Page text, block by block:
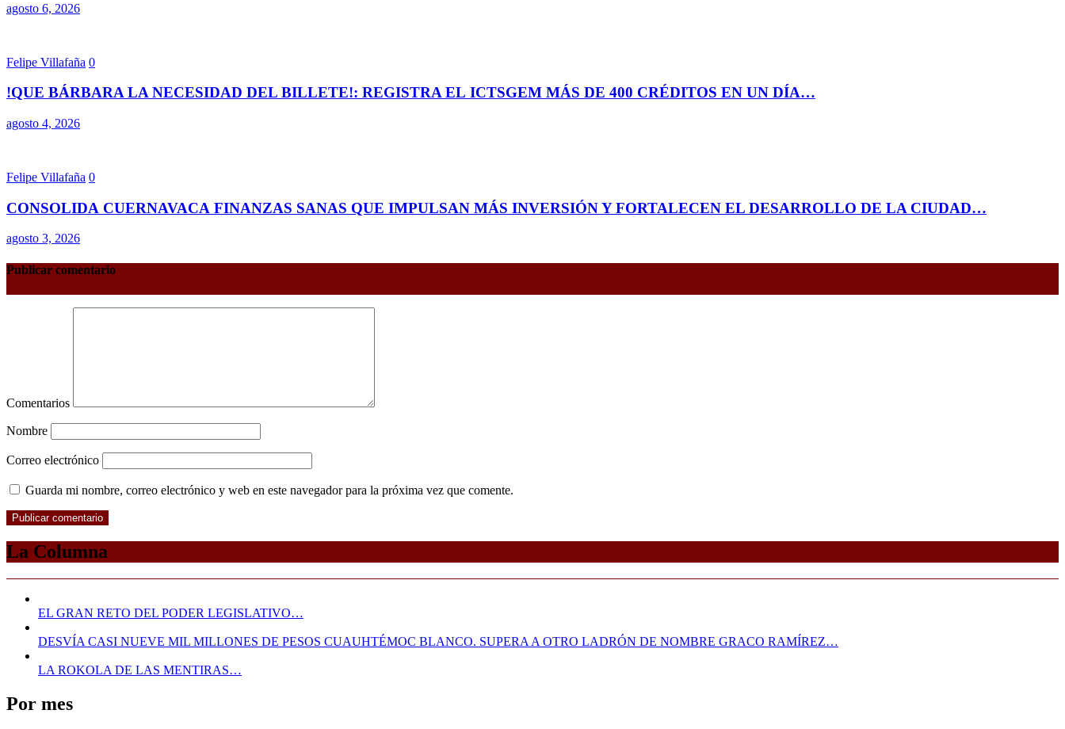
agosto 6, 2026
Felipe Villafaña 0
!QUE BÁRBARA LA NECESIDAD DEL BILLETE!: REGISTRA EL ICTSGEM MÁS DE 400 CRÉDITOS EN UN DÍA…
agosto 4, 2026
Felipe Villafaña 0
CONSOLIDA CUERNAVACA FINANZAS SANAS QUE IMPULSAN MÁS INVERSIÓN Y FORTALECEN EL DESARROLLO DE LA CIUDAD…
agosto 3, 2026
Publicar comentario
Comentarios
Nombre
Correo electrónico
Guarda mi nombre, correo electrónico y web en este navegador para la próxima vez que comente.
La Columna
EL GRAN RETO DEL PODER LEGISLATIVO…
DESVÍA CASI NUEVE MIL MILLONES DE PESOS CUAUHTÉMOC BLANCO. SUPERA A OTRO LADRÓN DE NOMBRE GRACO RAMÍREZ…
LA ROKOLA DE LAS MENTIRAS…
Por mes